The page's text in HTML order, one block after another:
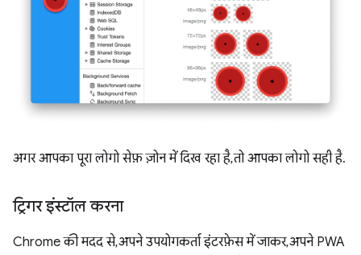
अगर आपका पूरा लोगो सेफ़ ज़ोन में दिख रहा है, तो आपका लोगो सही है.
ट्रिगर इंस्टॉल करना
Chrome की मदद से, अपने उपयोगकर्ता इंटरफ़ेस में जाकर, अपने PWA